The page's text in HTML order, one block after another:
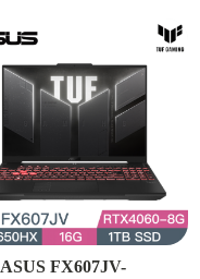
FX607JV-